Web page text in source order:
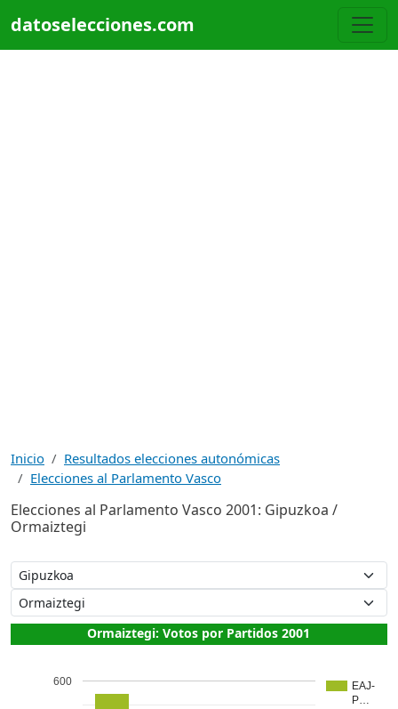
datoselecciones.com
Inicio
Resultados elecciones autonómicas
Elecciones al Parlamento Vasco
Elecciones al Parlamento Vasco 2001: Gipuzkoa /
Ormaiztegi
Ormaiztegi: Votos por Partidos 2001
EAJ-
P…
600